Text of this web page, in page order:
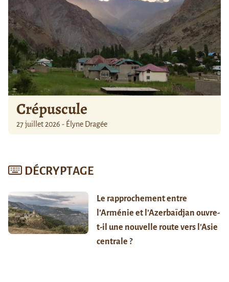
Crépuscule
27 juillet 2026 - Élyne Dragée
DÉCRYPTAGE
Le rapprochement entre
l’Arménie et l’Azerbaïdjan ouvre-
t-il une nouvelle route vers l’Asie
centrale ?